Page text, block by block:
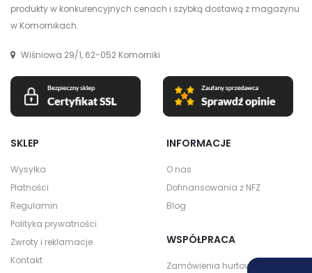
produkty w konkurencyjnych cenach i szybką dostawą z magazynu
w Komornikach.
Wiśniowa 29/1, 62-052 Komorniki
SKLEP
Wysyłka
Płatności
Regulamin
Polityka prywatności
Zwroty i reklamacje
Kontakt
INFORMACJE
O nas
Dofinansowania z NFZ
Blog
WSPÓŁPRACA
Zamówienia hurtowe